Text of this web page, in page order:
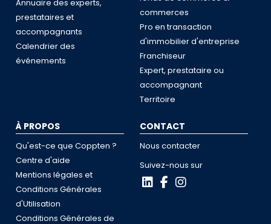
Annuaire des experts,
prestataires et
accompagnants
Calendrier des
événements
commerces
Pro en transaction
d'immobilier d'entreprise
Franchiseur
Expert, prestataire ou
accompagnant
Territoire
À PROPOS
Qu'est-ce que Coppten ?
Centre d'aide
Mentions légales et
Conditions Générales
d'Utilisation
Conditions Générales de
CONTACT
Nous contacter
Suivez-nous sur